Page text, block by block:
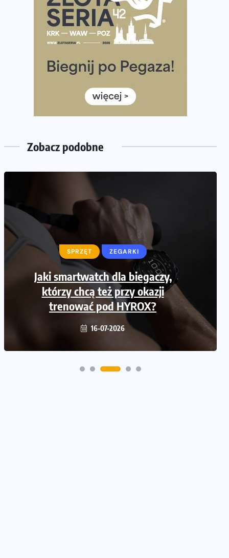
półmaratonem
Już w tę sobotę 35. Bieg Powstania Warszawskiego.
Wystartuje rekordowa liczba uczestników
poradnik przed startem
Ile razy w tygodniu biegać? 3 treningi wystarczą? Jak
często biegać, żeby robić postępy
Już w ten weekend! Przed nami Nocny Portowy
wiedzieć
Zobacz podobne
SPRZĘT ZEGARKI
Jaki smartwatch dla biegaczy,
którzy chcą też przy okazji
trenować pod HYROX?
16-07-2026
SPRZĘT
Jak zaplanować domowe cardio bez
przepełniania mieszkania sprzętem
16-07-2026